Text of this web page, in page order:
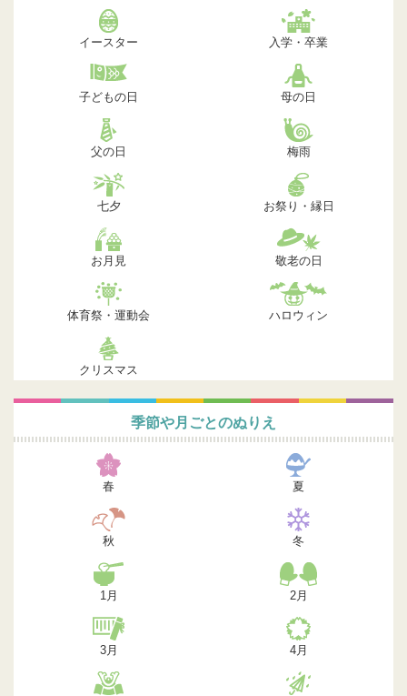
イースター 入学・卒業
子どもの日 母の日
父の日 梅雨
七夕 お祭り・縁日
お月見 敬老の日
体育祭・運動会 ハロウィン
クリスマス
季節や月ごとのぬりえ
春 夏
秋 冬
1月 2月
3月 4月